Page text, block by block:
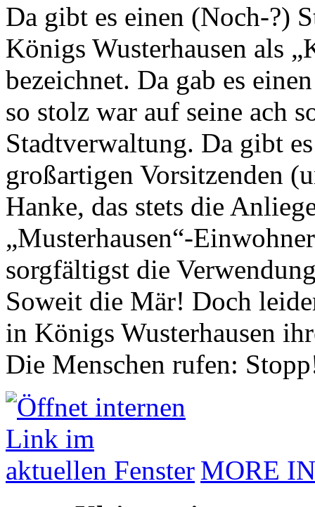
Da gibt es einen (Noch-?)
Königs Wusterhausen als
bezeichnet. Da gab es
so stolz war auf seine ach
Stadtverwaltung. Da gibt
großartigen Vorsitzenden
Hanke, das stets die
„Musterhausen“-
sorgfältigst die
Soweit die Mär! Doch
in Königs Wusterhausen
Die Menschen rufen:
MORE